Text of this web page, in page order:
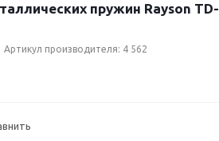
пружин Rayson TD-
Артикул производителя: 4 562